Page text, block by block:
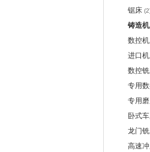
锯床
铸造
数控
进口
数控
专用
专用
卧式
龙门
高速